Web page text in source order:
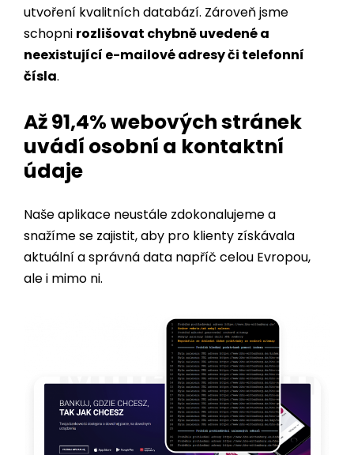
webových stránek a velmi rychle tak
získávat cenná data, která jsou potřeba k
utvoření kvalitních databází. Zároveň jsme
schopni
čísla.
Až 91,4% webových stránek
uvádí osobní a kontaktní
údaje
Naše aplikace neustále zdokonalujeme a
snažíme se zajistit, aby pro klienty získávala